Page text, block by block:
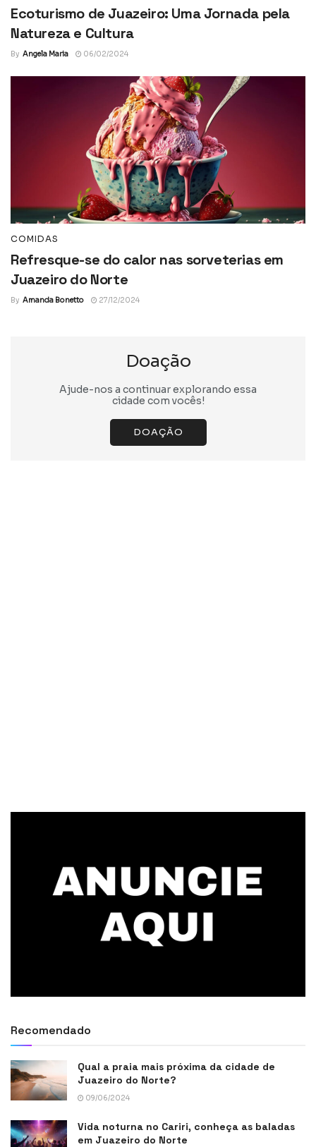
Ecoturismo de Juazeiro: Uma Jornada pela
Natureza e Cultura
By Angela Maria 06/02/2024
COMIDAS
Refresque-se do calor nas sorveterias em
Juazeiro do Norte
By Amanda Bonetto 27/12/2024
Doação
Ajude-nos a continuar explorando essa
cidade com vocês!
DOAÇÃO
Recomendado
Qual a praia mais próxima da cidade de
Juazeiro do Norte?
09/06/2024
Vida noturna no Cariri, conheça as baladas
em Juazeiro do Norte